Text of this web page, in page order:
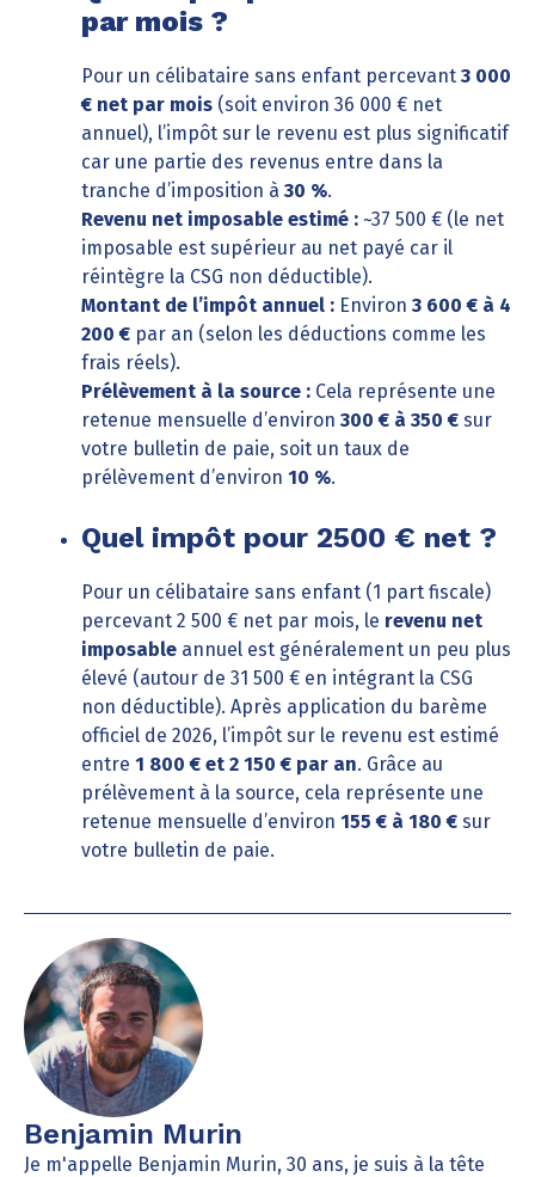
par mois ?
Pour un célibataire sans enfant percevant 3 000
€ net par mois (soit environ 36 000 € net
annuel), l’impôt sur le revenu est plus significatif
car une partie des revenus entre dans la
tranche d’imposition à 30 %.
Revenu net imposable estimé : ~37 500 € (le net
imposable est supérieur au net payé car il
réintègre la CSG non déductible).
Montant de l’impôt annuel : Environ 3 600 € à 4
200 € par an (selon les déductions comme les
frais réels).
Prélèvement à la source : Cela représente une
retenue mensuelle d’environ 300 € à 350 € sur
votre bulletin de paie, soit un taux de
prélèvement d’environ 10 %.
Quel impôt pour 2500 € net ?
Pour un célibataire sans enfant (1 part fiscale)
percevant 2 500 € net par mois, le revenu net
imposable annuel est généralement un peu plus
élevé (autour de 31 500 € en intégrant la CSG
non déductible). Après application du barème
officiel de 2026, l’impôt sur le revenu est estimé
entre 1 800 € et 2 150 € par an. Grâce au
prélèvement à la source, cela représente une
retenue mensuelle d’environ 155 € à 180 € sur
votre bulletin de paie.
Benjamin Murin
Je m'appelle Benjamin Murin, 30 ans, je suis à la tête